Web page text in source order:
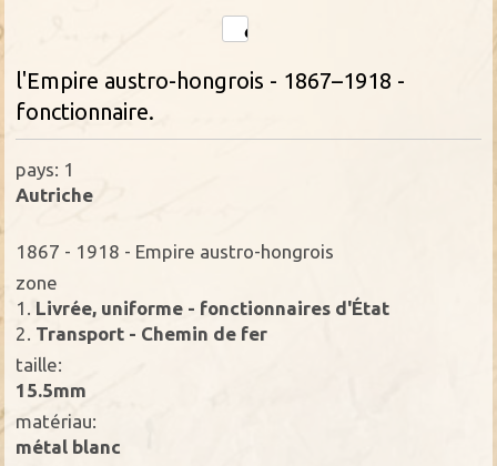
l'Empire austro-hongrois - 1867–1918 -
fonctionnaire.
pays: 1
Autriche
1867 - 1918 - Empire austro-hongrois
zone
1. Livrée, uniforme - fonctionnaires d'État
2. Transport - Chemin de fer
taille:
15.5mm
matériau:
métal blanc